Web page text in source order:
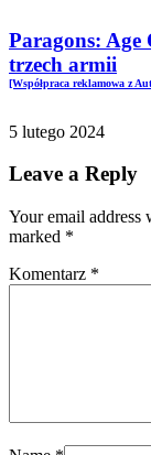
Paragons:
trzech armii
[Współpraca reklamowa z
5 lutego 2024
Leave a Reply
Your email address
marked *
Komentarz *